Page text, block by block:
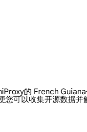
的 French
可以收集开源数据